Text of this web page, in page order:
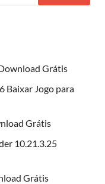
Grátis
Baixar Jogo para
Grátis
10.21.3.25
Grátis